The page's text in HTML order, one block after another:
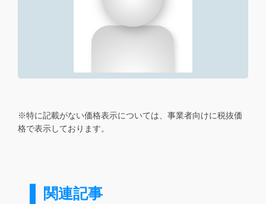
※特に記載がない価格表示については、事業者向けに税抜価
格で表示しております。
関連記事